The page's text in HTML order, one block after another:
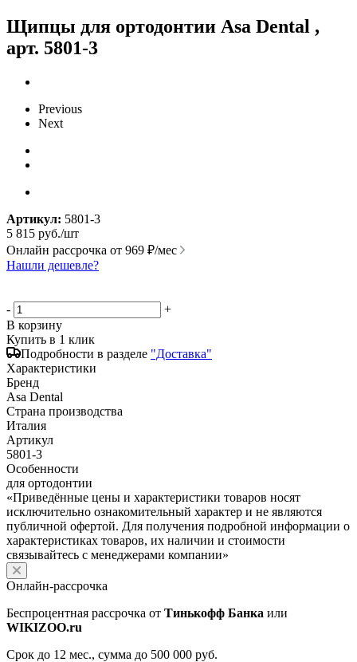
Щипцы для ортодонтии Asa Dental ,
арт. 5801-3
Previous
Next
Артикул: 5801-3
5 815 руб./шт
Онлайн рассрочка от 969 ₽/мес
Нашли дешевле?
-
+
В корзину
Купить в 1 клик
Подробности в разделе "Доставка"
Характеристики
Бренд
Asa Dental
Страна производства
Италия
Артикул
5801-3
Особенности
для ортодонтии
«Приведённые цены и характеристики товаров носят
исключительно ознакомительный характер и не являются
публичной офертой. Для получения подробной информации о
характеристиках товаров, их наличии и стоимости
связывайтесь с менеджерами компании»
Онлайн-рассрочка
Беспроцентная рассрочка от Тинькофф Банка или
WIKIZOO.ru
Срок до 12 мес., сумма до 500 000 руб.